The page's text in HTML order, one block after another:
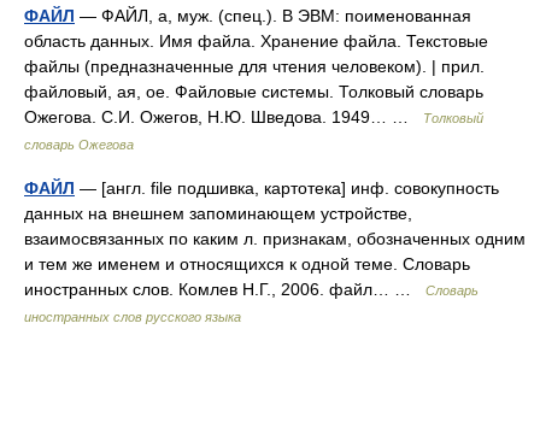
ФАЙЛ — ФАЙЛ, а, муж. (спец.). В ЭВМ: поименованная
область данных. Имя файла. Хранение файла. Текстовые
файлы (предназначенные для чтения человеком). | прил.
файловый, ая, ое. Файловые системы. Толковый словарь
Ожегова. С.И. Ожегов, Н.Ю. Шведова. 1949… …
Толковый
словарь Ожегова
ФАЙЛ — [англ. file подшивка, картотека] инф. совокупность
данных на внешнем запоминающем устройстве,
взаимосвязанных по каким л. признакам, обозначенных одним
и тем же именем и относящихся к одной теме. Словарь
иностранных слов. Комлев Н.Г., 2006. файл… …
Словарь
иностранных слов русского языка